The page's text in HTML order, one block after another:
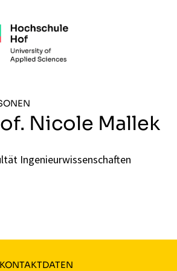
Nicole Mallek
Ingenieurwissenschaften
KONTAKTDATEN